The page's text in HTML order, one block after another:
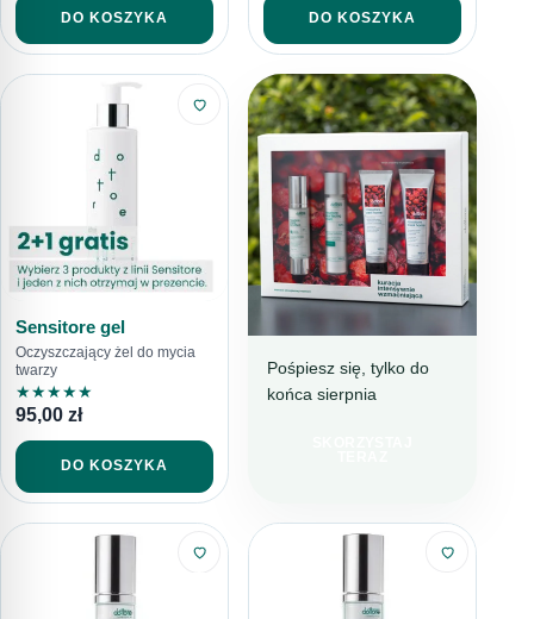
DO KOSZYKA DO KOSZYKA
Sensitore gel
Oczyszczający żel do mycia
twarzy
★★★★★
95,00 zł
DO KOSZYKA
BESTSELLEROWA
Pośpiesz się, tylko do
końca sierpnia